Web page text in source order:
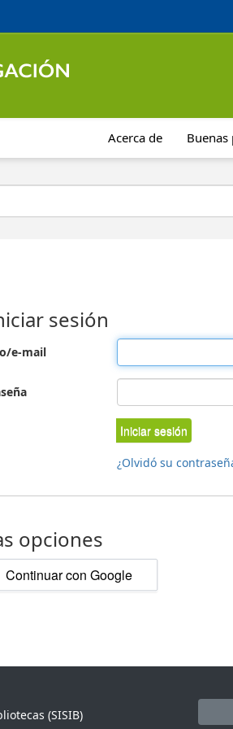
Acerca de Buenas
sesión
e-mail
Iniciar sesión
¿Olvidó su
opciones
Continuar con Google
(SISIB)